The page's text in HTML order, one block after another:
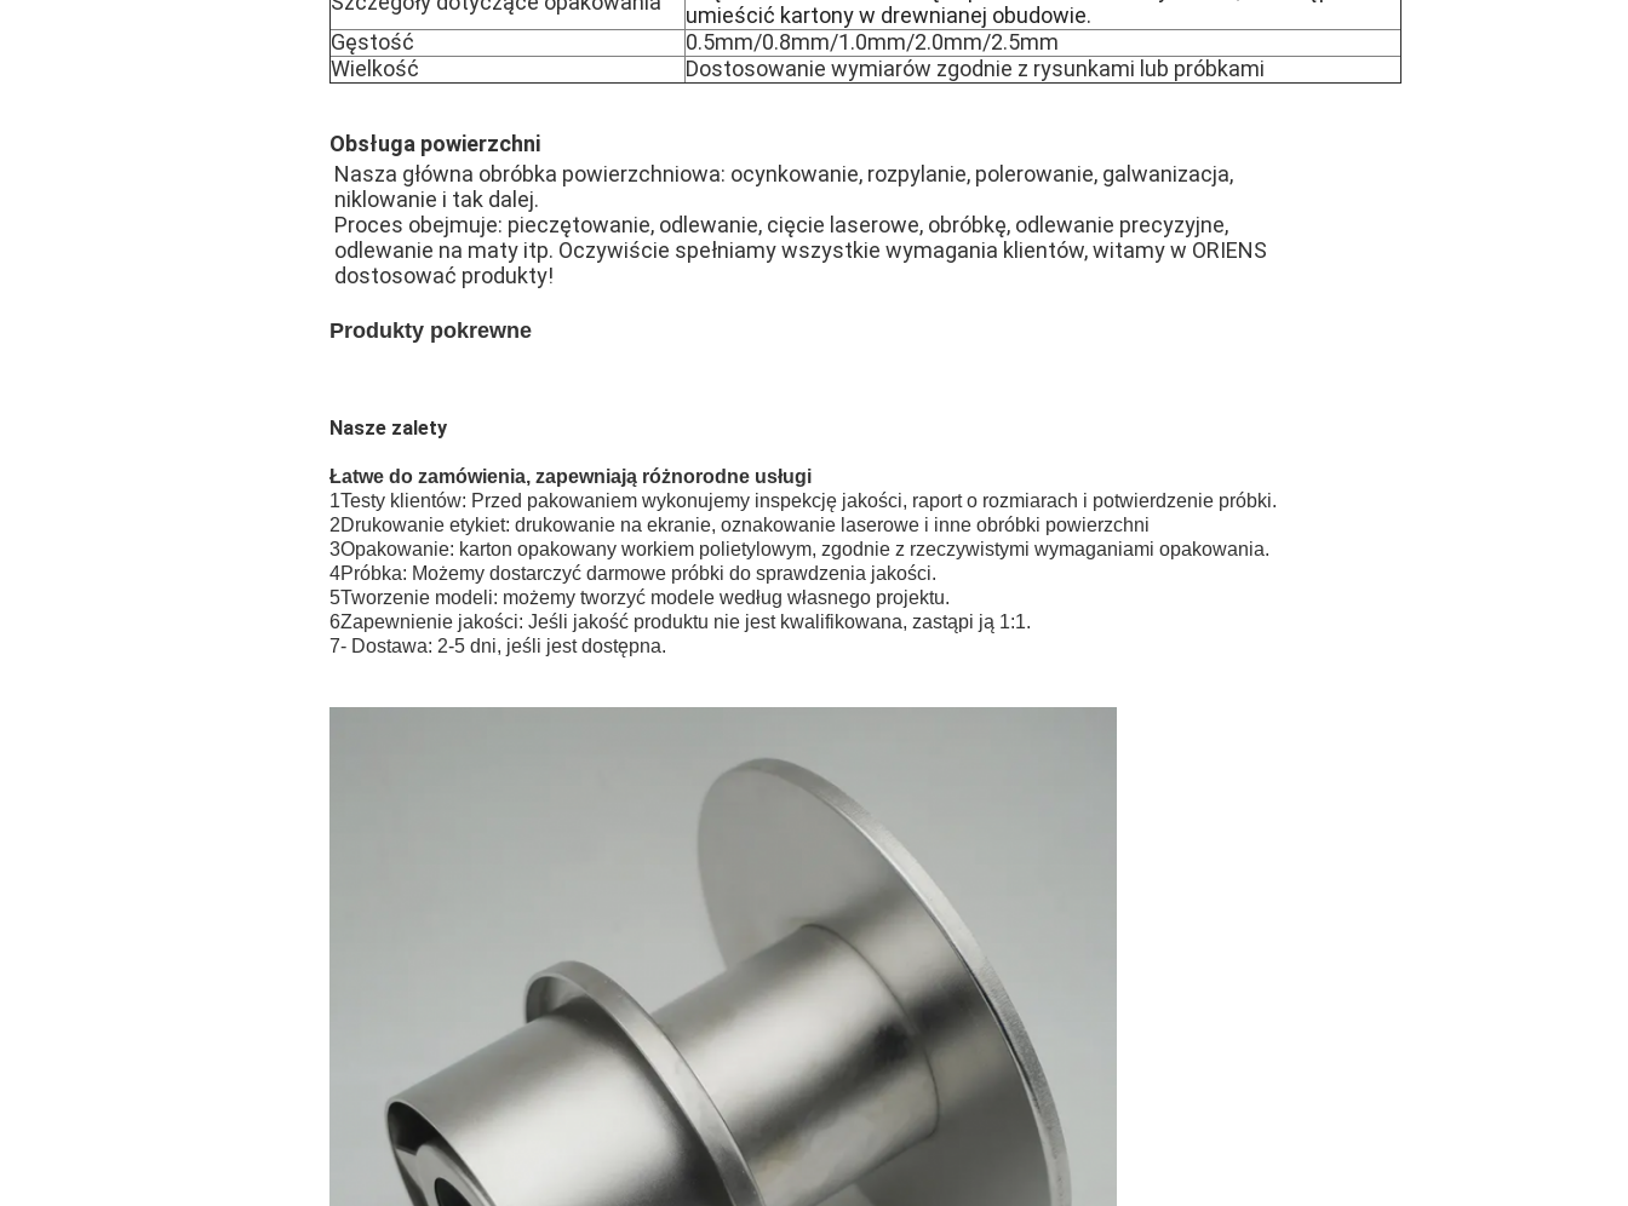
umieścić kartony w drewnianej obudowie.
Gęstość
0.5mm/0.8mm/1.0mm/2.0mm/2.5mm
Wielkość
Dostosowanie wymiarów zgodnie z rysunkami lub próbkami
Obsługa powierzchni
Nasza główna obróbka powierzchniowa: ocynkowanie, rozpylanie, polerowanie, galwanizacja,
niklowanie i tak dalej.
Proces obejmuje: pieczętowanie, odlewanie, cięcie laserowe, obróbkę, odlewanie precyzyjne,
odlewanie na maty itp. Oczywiście spełniamy wszystkie wymagania klientów, witamy w ORIENS
dostosować produkty!
Produkty pokrewne
Nasze zalety
Łatwe do zamówienia, zapewniają różnorodne usługi
1Testy klientów: Przed pakowaniem wykonujemy inspekcję jakości, raport o rozmiarach i potwierdzenie próbki.
2Drukowanie etykiet: drukowanie na ekranie, oznakowanie laserowe i inne obróbki powierzchni
3Opakowanie: karton opakowany workiem polietylowym, zgodnie z rzeczywistymi wymaganiami opakowania.
4Próbka: Możemy dostarczyć darmowe próbki do sprawdzenia jakości.
5Tworzenie modeli: możemy tworzyć modele według własnego projektu.
6Zapewnienie jakości: Jeśli jakość produktu nie jest kwalifikowana, zastąpi ją 1:1.
7- Dostawa: 2-5 dni, jeśli jest dostępna.